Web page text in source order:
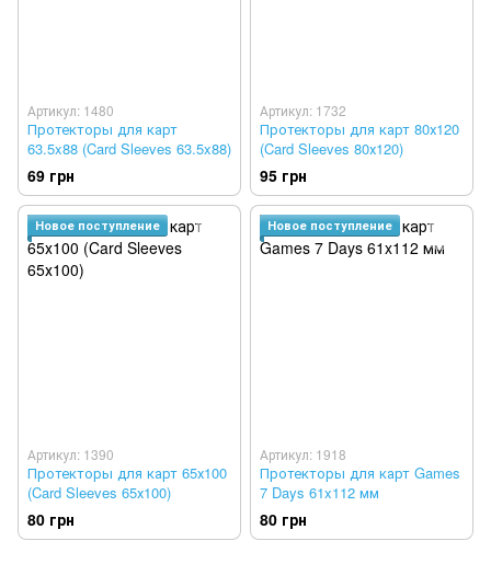
Артикул: 1480
Протекторы для карт
63.5x88 (Card Sleeves 63.5x88)
69 грн
Артикул: 1732
Протекторы для карт 80х120
(Card Sleeves 80х120)
95 грн
Новое поступление
Артикул: 1390
Протекторы для карт 65х100
(Card Sleeves 65х100)
80 грн
Новое поступление
Артикул: 1918
Протекторы для карт Games
7 Days 61x112 мм
80 грн